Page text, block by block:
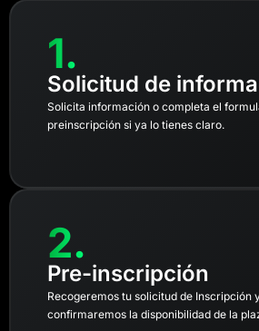
1.
Solicitud de
Solicita información o completa el
preinscripción si ya lo tienes claro.
2.
Pre-inscripción
Recogeremos tu solicitud de Inscripción
confirmaremos la disponibilidad de la